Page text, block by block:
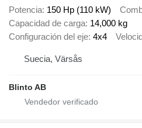
Potencia 150 Hp (110 kW)
Capacidad de carga 14,000 kg
Configuración del eje 4x4
Suecia, Värsås
Blinto AB